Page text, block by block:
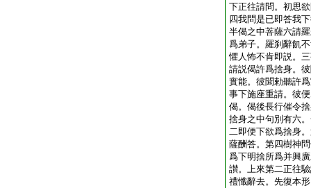
下正往請問。初思
四我問是已即答我
半偈之中菩薩六請
爲弟子。羅刹辭飢
懼人怖不肯即説。
請説偈許爲捨身。
實能。彼聞勅聽許
事下施座重請。彼
偈。偈後長行催令
捨身之中句別有六
二即便下欲爲捨身
薩酬答。第四樹神
爲下明捨所爲并興
讃。上來第二正往
禮懺辭去。先復本